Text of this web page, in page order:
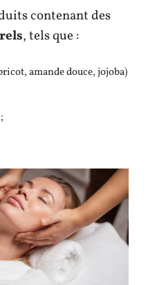
contenant des
, tels que :
amande douce, jojoba)